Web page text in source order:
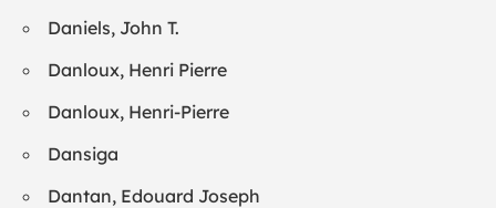
Daniels, John T.
Danloux, Henri Pierre
Danloux, Henri-Pierre
Dansiga
Dantan, Edouard Joseph